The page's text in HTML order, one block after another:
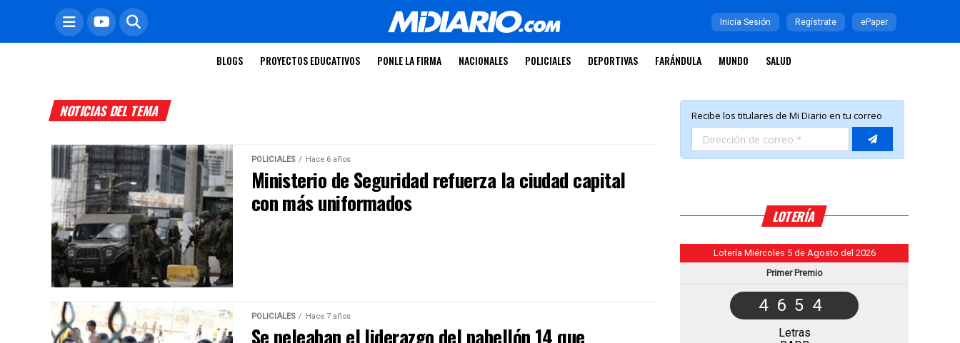
Inicia Sesión Regístrate ePaper
BLOGS PROYECTOS EDUCATIVOS PONLE LA FIRMA NACIONALES POLICIALES DEPORTIVAS FARÁNDULA MUNDO SALUD
NOTICIAS DEL TEMA
POLICIALES Hace 6 años
Ministerio de Seguridad refuerza la ciudad capital
con más uniformados
POLICIALES Hace 7 años
Se peleaban el liderazgo del pabellón 14 que
LOTERÍA
Lotería Miércoles 5 de Agosto del 2026
Primer Premio
4654
Letras